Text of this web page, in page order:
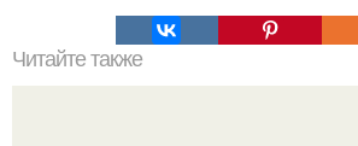
Читайте также